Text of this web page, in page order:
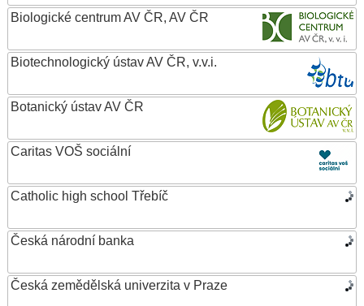
Biologické centrum AV ČR, AV ČR
Biotechnologický ústav AV ČR, v.v.i.
Botanický ústav AV ČR
Caritas VOŠ sociální
Catholic high school Třebíč
Česká národní banka
Česká zemědělská univerzita v Praze